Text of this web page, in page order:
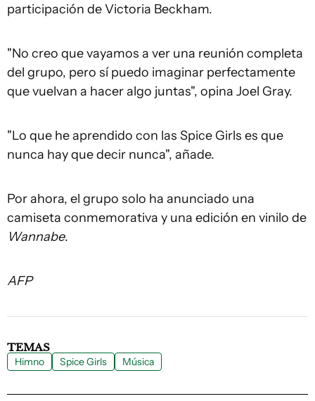
participación de Victoria Beckham.
"No creo que vayamos a ver una reunión completa
del grupo, pero sí puedo imaginar perfectamente
que vuelvan a hacer algo juntas", opina Joel Gray.
"Lo que he aprendido con las Spice Girls es que
nunca hay que decir nunca", añade.
Por ahora, el grupo solo ha anunciado una
camiseta conmemorativa y una edición en vinilo de
Wannabe.
AFP
TEMAS
Himno Spice Girls Música